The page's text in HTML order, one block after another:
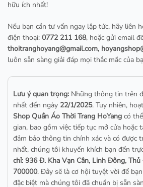
hữu ích nhất!
Nếu bạn cần tư vấn ngay lập tức, hãy liên
điện thoại: 0772 211 168, hoặc gửi email
thoitranghoyang@gmail.com,
luôn sẵn sàng giải đáp mọi thắc mắc của
Lưu ý quan trọng: Những thông tin trên
nhất đến ngày 22/1/2025. Tuy nhiên,
Shop Quần Áo Thời Trang HoYang có
gian, bao gồm việc tiếp tục mở cửa hoặc
đảm bảo thông tin chính xác và có được
nhất, chúng tôi khuyến khích bạn đến
chỉ: 936 Đ. Kha Vạn Cân, Linh Đông,
700000. Đây sẽ là cơ hội tuyệt vời để
đặc biệt mà chúng tôi đã chuẩn bị sẵn